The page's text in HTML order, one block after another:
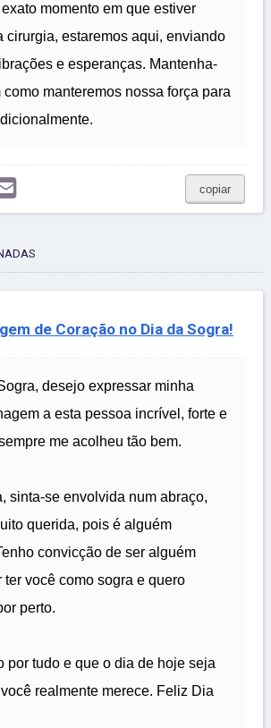
momento em que estiver
cirurgia, estaremos aqui, enviando
e esperanças. Mantenha-
como manteremos nossa força para
copiar
de Coração no Dia da Sogra!
desejo expressar minha
a esta pessoa incrível, forte e
me acolheu tão bem.
sinta-se envolvida num abraço,
querida, pois é alguém
convicção de ser alguém
ter você como sogra e quero
perto.
por tudo e que o dia de hoje seja
realmente merece. Feliz Dia